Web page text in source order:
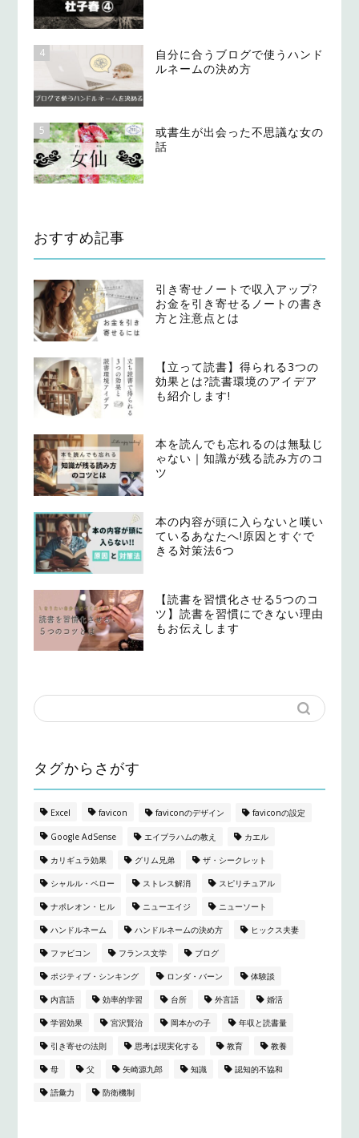
4
自分に合うブログで使うハンド
ルネームの決め方
5
或書生が出会った不思議な女の
話
おすすめ記事
引き寄せノートで収入アップ?
お金を引き寄せるノートの書き
方と注意点とは
【立って読書】得られる3つの
効果とは?読書環境のアイデア
も紹介します!
本を読んでも忘れるのは無駄じ
ゃない｜知識が残る読み方のコ
ツ
本の内容が頭に入らないと嘆い
ているあなたへ!原因とすぐで
きる対策法6つ
【読書を習慣化させる5つのコ
ツ】読書を習慣にできない理由
もお伝えします
タグからさがす
Excel favicon faviconのデザイン faviconの設定
Google AdSense エイブラハムの教え カエル
カリギュラ効果 グリム兄弟 ザ・シークレット
シャルル・ペロー ストレス解消 スピリチュアル
ナポレオン・ヒル ニューエイジ ニューソート
ハンドルネーム ハンドルネームの決め方 ヒックス夫妻
ファビコン フランス文学 ブログ
ポジティブ・シンキング ロンダ・バーン 体験談
内言語 効率的学習 台所 外言語 婚活
学習効果 宮沢賢治 岡本かの子 年収と読書量
引き寄せの法則 思考は現実化する 教育 教養
母 父 矢崎源九郎 知識 認知的不協和
語彙力 防衛機制